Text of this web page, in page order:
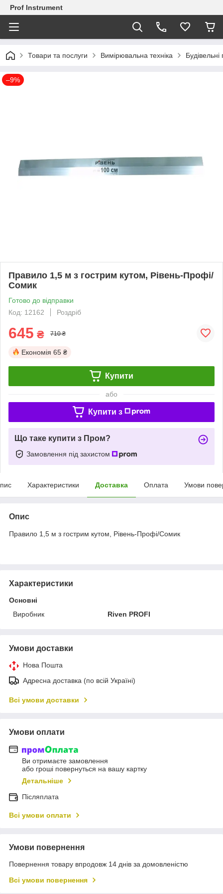
Prof Instrument
Товари та послуги Вимірювальна техніка
–9%
Правило 1,5 м з гострим кутом, Рівень-Профі/
Сомик
Готово до відправки
Код: 12162
Роздріб
645 ₴ 710 ₴
Економія 65 ₴
Купити
або
Купити з
Що таке купити з Пром?
Замовлення під захистом
Характеристики Доставка Оплата Умови
Опис
Правило 1,5 м з гострим кутом, Рівень-Профі/Сомик
Характеристики
Основні
Виробник
Riven PROFI
Умови доставки
Нова Пошта
Адресна доставка (по всій Україні)
Всі умови доставки
Умови оплати
Ви отримаєте замовлення
або гроші повернуться на вашу картку
Детальніше
Післяплата
Всі умови оплати
Умови повернення
Повернення товару впродовж 14 днів за домовленістю
Всі умови повернення